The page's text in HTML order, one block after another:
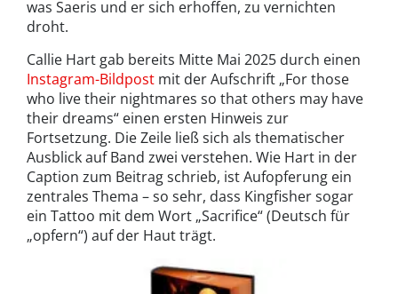
was Saeris und er sich erhoffen, zu vernichten
droht.
Callie Hart gab bereits Mitte Mai 2025 durch einen
Instagram-Bildpost mit der Aufschrift „For those
who live their nightmares so that others may have
their dreams“ einen ersten Hinweis zur
Fortsetzung. Die Zeile ließ sich als thematischer
Ausblick auf Band zwei verstehen. Wie Hart in der
Caption zum Beitrag schrieb, ist Aufopferung ein
zentrales Thema – so sehr, dass Kingfisher sogar
ein Tattoo mit dem Wort „Sacrifice“ (Deutsch für
„opfern“) auf der Haut trägt.